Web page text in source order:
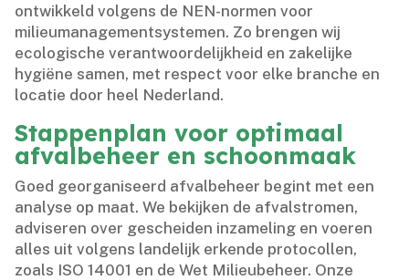
ontwikkeld volgens de NEN-normen voor
milieumanagementsystemen.​ Zo brengen wij
ecologische verantwoordelijkheid en zakelijke
hygiëne samen, met respect voor elke branche en
locatie door heel Nederland.​
Stappenplan voor optimaal
afvalbeheer en schoonmaak
Goed georganiseerd afvalbeheer begint met een
analyse op maat.​ We bekijken de afvalstromen,
adviseren over gescheiden inzameling en voeren
alles uit volgens landelijk erkende protocollen,
zoals ISO 14001 en de Wet Milieubeheer.​ Onze